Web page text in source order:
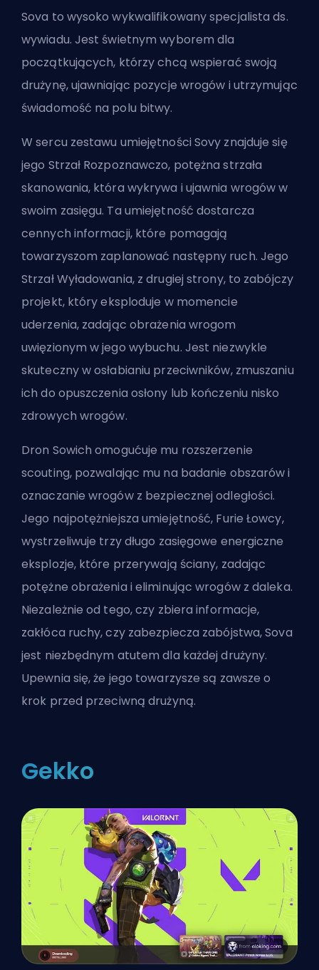
Sova to wysoko wykwalifikowany specjalista ds.
wywiadu. Jest świetnym wyborem dla
początkujących, którzy chcą wspierać swoją
drużynę, ujawniając pozycje wrogów i utrzymując
świadomość na polu bitwy.
W sercu zestawu umiejętności Sovy znajduje się
jego Strzał Rozpoznawczo, potężna strzała
skanowania, która wykrywa i ujawnia wrogów w
swoim zasięgu. Ta umiejętność dostarcza
cennych informacji, które pomagają
towarzyszom zaplanować następny ruch. Jego
Strzał Wyładowania, z drugiej strony, to zabójczy
projekt, który eksploduje w momencie
uderzenia, zadając obrażenia wrogom
uwięzionym w jego wybuchu. Jest niezwykle
skuteczny w osłabianiu przeciwników, zmuszaniu
ich do opuszczenia osłony lub kończeniu nisko
zdrowych wrogów.
Dron Sowich omogućuje mu rozszerzenie
scouting, pozwalając mu na badanie obszarów i
oznaczanie wrogów z bezpiecznej odległości.
Jego najpotężniejsza umiejętność, Furie Łowcy,
wystrzeliwuje trzy długo zasięgowe energiczne
eksplozje, które przerywają ściany, zadając
potężne obrażenia i eliminując wrogów z daleka.
Niezależnie od tego, czy zbiera informacje,
zakłóca ruchy, czy zabezpiecza zabójstwa, Sova
jest niezbędnym atutem dla każdej drużyny.
Upewnia się, że jego towarzysze są zawsze o
krok przed przeciwną drużyną.
Gekko